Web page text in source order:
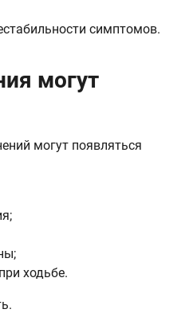
симптомов.
могут
могут появляться
ходьбе.